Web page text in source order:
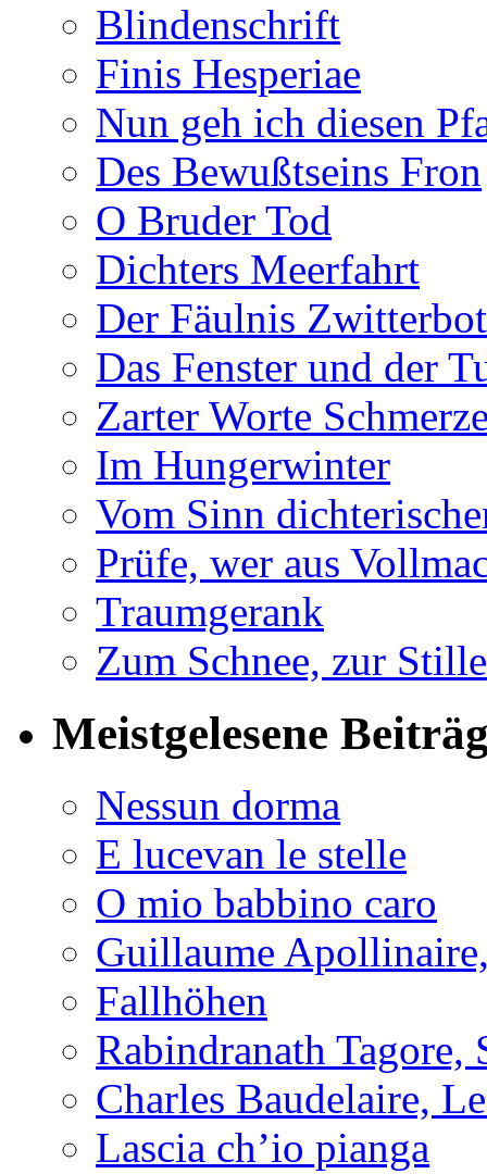
Blindenschrift
Finis Hesperiae
Nun geh ich diesen
Des Bewußtseins Fron
O Bruder Tod
Dichters Meerfahrt
Der Fäulnis
Das Fenster und der
Zarter Worte
Im Hungerwinter
Vom Sinn
Prüfe, wer aus
Traumgerank
Zum Schnee, zur Stille
Meistgelesene
Nessun dorma
E lucevan le stelle
O mio babbino caro
Guillaume
Fallhöhen
Rabindranath
Charles Baudelaire,
Lascia ch’io pianga